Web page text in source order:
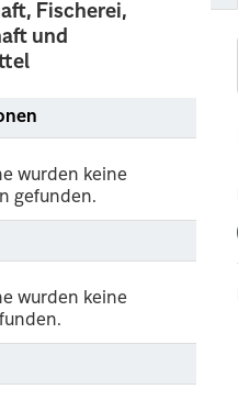
Fischerei,
und
wurden keine
gefunden.
wurden keine